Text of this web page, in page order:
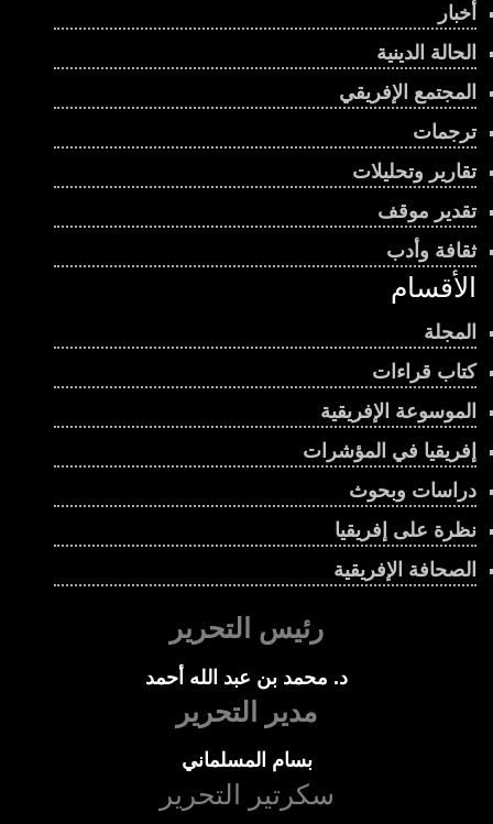
أخبار
الحالة الدينية
المجتمع الإفريقي
ترجمات
تقارير وتحليلات
تقدير موقف
ثقافة وأدب
الأقسام
المجلة
كتاب قراءات
الموسوعة الإفريقية
إفريقيا في المؤشرات
دراسات وبحوث
نظرة على إفريقيا
الصحافة الإفريقية
رئيس التحرير
د. محمد بن عبد الله أحمد
مدير التحرير
بسام المسلماني
سكرتير التحرير